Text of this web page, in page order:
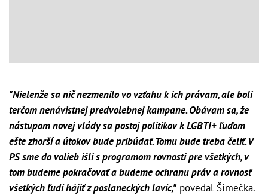
"Nielenže sa nič nezmenilo vo vzťahu k ich právam, ale boli
terčom nenávistnej predvolebnej kampane. Obávam sa, že
nástupom novej vlády sa postoj politikov k LGBTI+ ľuďom
ešte zhorší a útokov bude pribúdať. Tomu bude treba čeliť. V
PS sme do volieb išli s programom rovnosti pre všetkých, v
tom budeme pokračovať a budeme ochranu práv a rovnosť
všetkých ľudí hájiť z poslaneckých lavíc," povedal Šimečka.